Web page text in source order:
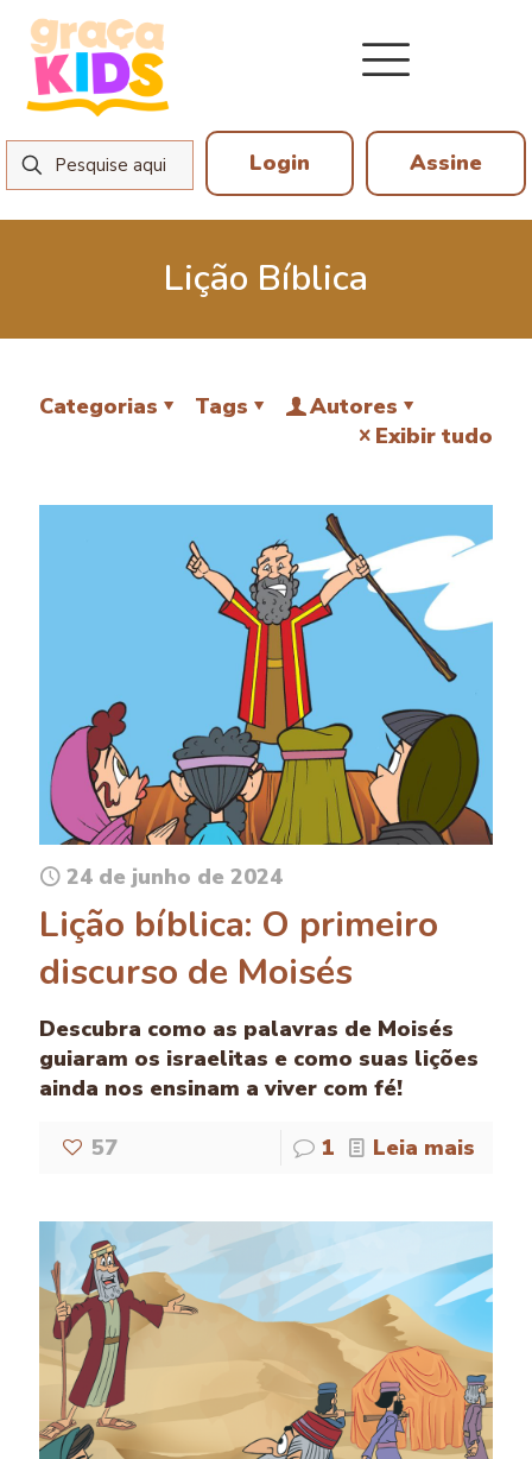
Login Assine
Lição Bíblica
Categorias Tags
Autores
Exibir tudo
24 de junho de 2024
Lição bíblica: O primeiro
discurso de Moisés
Descubra como as palavras de Moisés
guiaram os israelitas e como suas lições
ainda nos ensinam a viver com fé!
57 1 Leia mais